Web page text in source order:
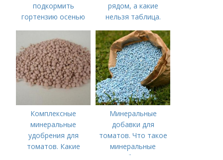
подкормить
гортензию осенью
рядом, а какие
нельзя таблица.
Комплексные
минеральные
удобрения для
томатов. Какие
Минеральные
добавки для
томатов. Что такое
минеральные
удобрения